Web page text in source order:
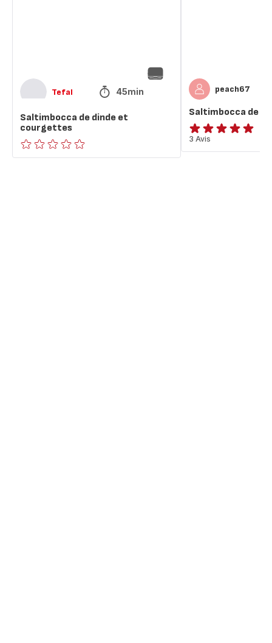
Tefal 45min
Saltimbocca de dinde et
courgettes
ratings.0
peach67
Saltimbocca de
Avis
5
3 Avis